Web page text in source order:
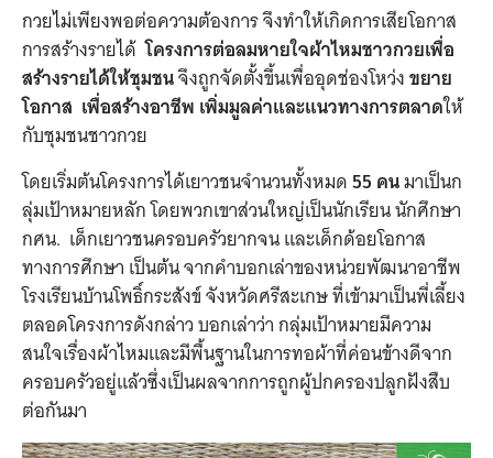
กวยไม่เพียงพอต่อความต้องการ จึงทำให้เกิดการเสียโอกาส
การสร้างรายได้โครงการต่อลมหายใจผ้าไหมชาวกวยเพื่อ
สร้างรายได้ให้ชุมชนจึงถูกจัดตั้งขึ้นเพื่ออุดช่องโหว่งขยาย
โอกาส เพื่อสร้างอาชีพ เพิ่มมูลค่าและแนวทางการตลาดให้
กับชุมชนชาวกวย
โดยเริ่มต้นโครงการได้เยาวชนจำนวนทั้งหมด55 คนมาเป็นก
ลุ่มเป้าหมายหลัก โดยพวกเขาส่วนใหญ่เป็นนักเรียน นักศึกษา
กศน. เด็กเยาวชนครอบครัวยากจน และเด็กด้อยโอกาส
ทางการศึกษา เป็นต้น จากคำบอกเล่าของหน่วยพัฒนาอาชีพ
โรงเรียนบ้านโพธิ์กระสังข์ จังหวัดศรีสะเกษ ที่เข้ามาเป็นพี่เลี้ยง
ตลอดโครงการดังกล่าว บอกเล่าว่า กลุ่มเป้าหมายมีความ
สนใจเรื่องผ้าไหมและมีพื้นฐานในการทอผ้าที่ค่อนข้างดีจาก
ครอบครัวอยู่แล้วซึ่งเป็นผลจากการถูกผู้ปกครองปลูกฝังสืบ
ต่อกันมา